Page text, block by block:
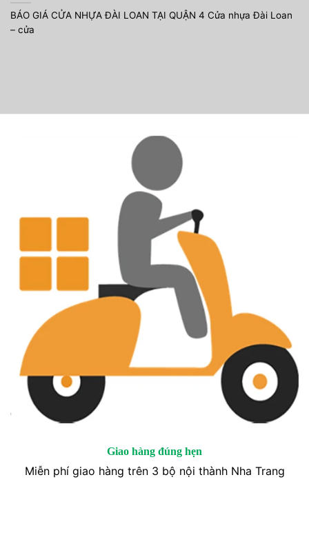
BÁO GIÁ CỬA NHỰA ĐÀI LOAN TẠI QUẬN 4 Cửa nhựa Đài Loan
– cửa
Giao hàng đúng hẹn
Miễn phí giao hàng trên 3 bộ nội thành Nha Trang